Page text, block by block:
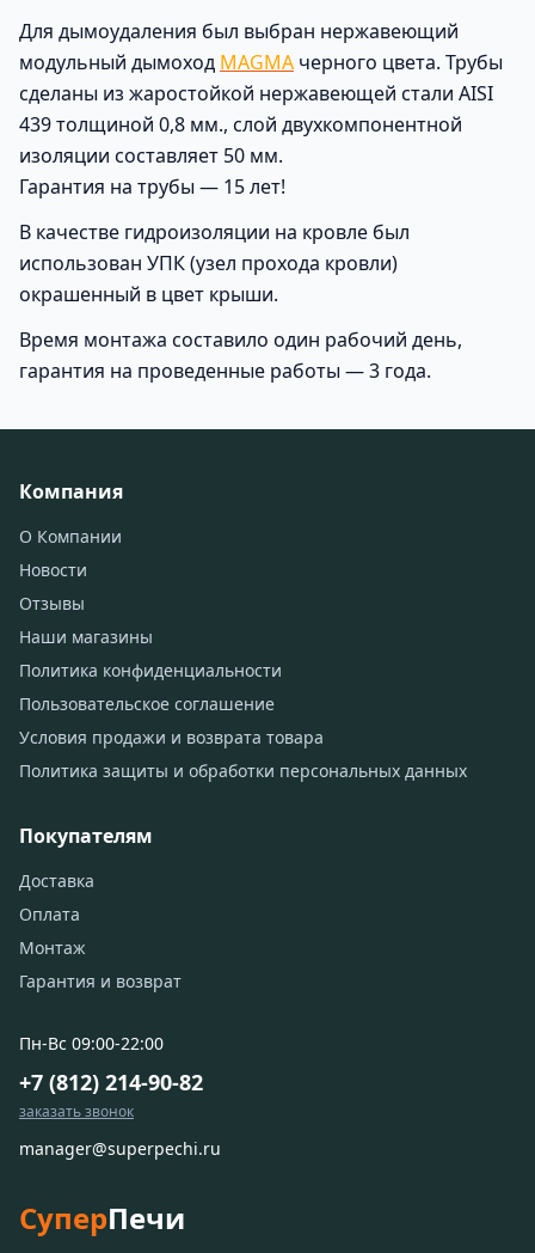
Для дымоудаления был выбран нержавеющий
модульный дымоход MAGMA черного цвета. Трубы
сделаны из жаростойкой нержавеющей стали AISI
439 толщиной 0,8 мм., слой двухкомпонентной
изоляции составляет 50 мм.
Гарантия на трубы — 15 лет!
В качестве гидроизоляции на кровле был
использован УПК (узел прохода кровли)
окрашенный в цвет крыши.
Время монтажа составило один рабочий день,
гарантия на проведенные работы — 3 года.
Компания
О Компании
Новости
Отзывы
Наши магазины
Политика конфиденциальности
Пользовательское соглашение
Условия продажи и возврата товара
Политика защиты и обработки персональных данных
Покупателям
Доставка
Оплата
Монтаж
Гарантия и возврат
Пн-Вс 09:00-22:00
+7 (812) 214-90-82
заказать звонок
manager@superpechi.ru
СуперПечи